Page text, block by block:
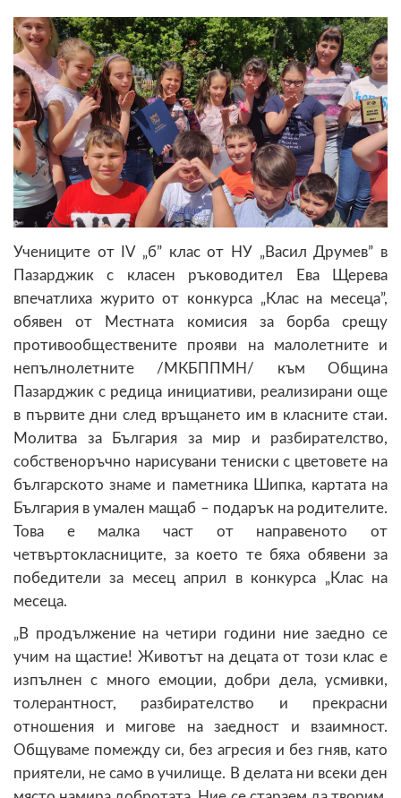
Учениците от IV „б” клас от НУ „Васил Друмев” в
Пазарджик с класен ръководител Ева Щерева
впечатлиха журито от конкурса „Клас на месеца”,
обявен от Местната комисия за борба срещу
противообществените прояви на малолетните и
непълнолетните /МКБППМН/ към Община
Пазарджик с редица инициативи, реализирани още
в първите дни след връщането им в класните стаи.
Молитва за България за мир и разбирателство,
собственоръчно нарисувани тениски с цветовете на
българското знаме и паметника Шипка, картата на
България в умален мащаб – подарък на родителите.
Това е малка част от направеното от
четвъртокласниците, за което те бяха обявени за
победители за месец април в конкурса „Клас на
месеца.
„В продължение на четири години ние заедно се
учим на щастие! Животът на децата от този клас е
изпълнен с много емоции, добри дела, усмивки,
толерантност, разбирателство и прекрасни
отношения и мигове на заедност и взаимност.
Общуваме помежду си, без агресия и без гняв, като
приятели, не само в училище. В делата ни всеки ден